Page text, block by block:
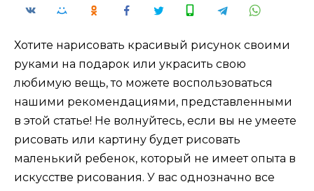
Хотите нарисовать красивый рисунок своими
руками на подарок или украсить свою
любимую вещь, то можете воспользоваться
нашими рекомендациями, представленными
в этой статье! Не волнуйтесь, если вы не умеете
рисовать или картину будет рисовать
маленький ребенок, который не имеет опыта в
искусстве рисования. У вас однозначно все